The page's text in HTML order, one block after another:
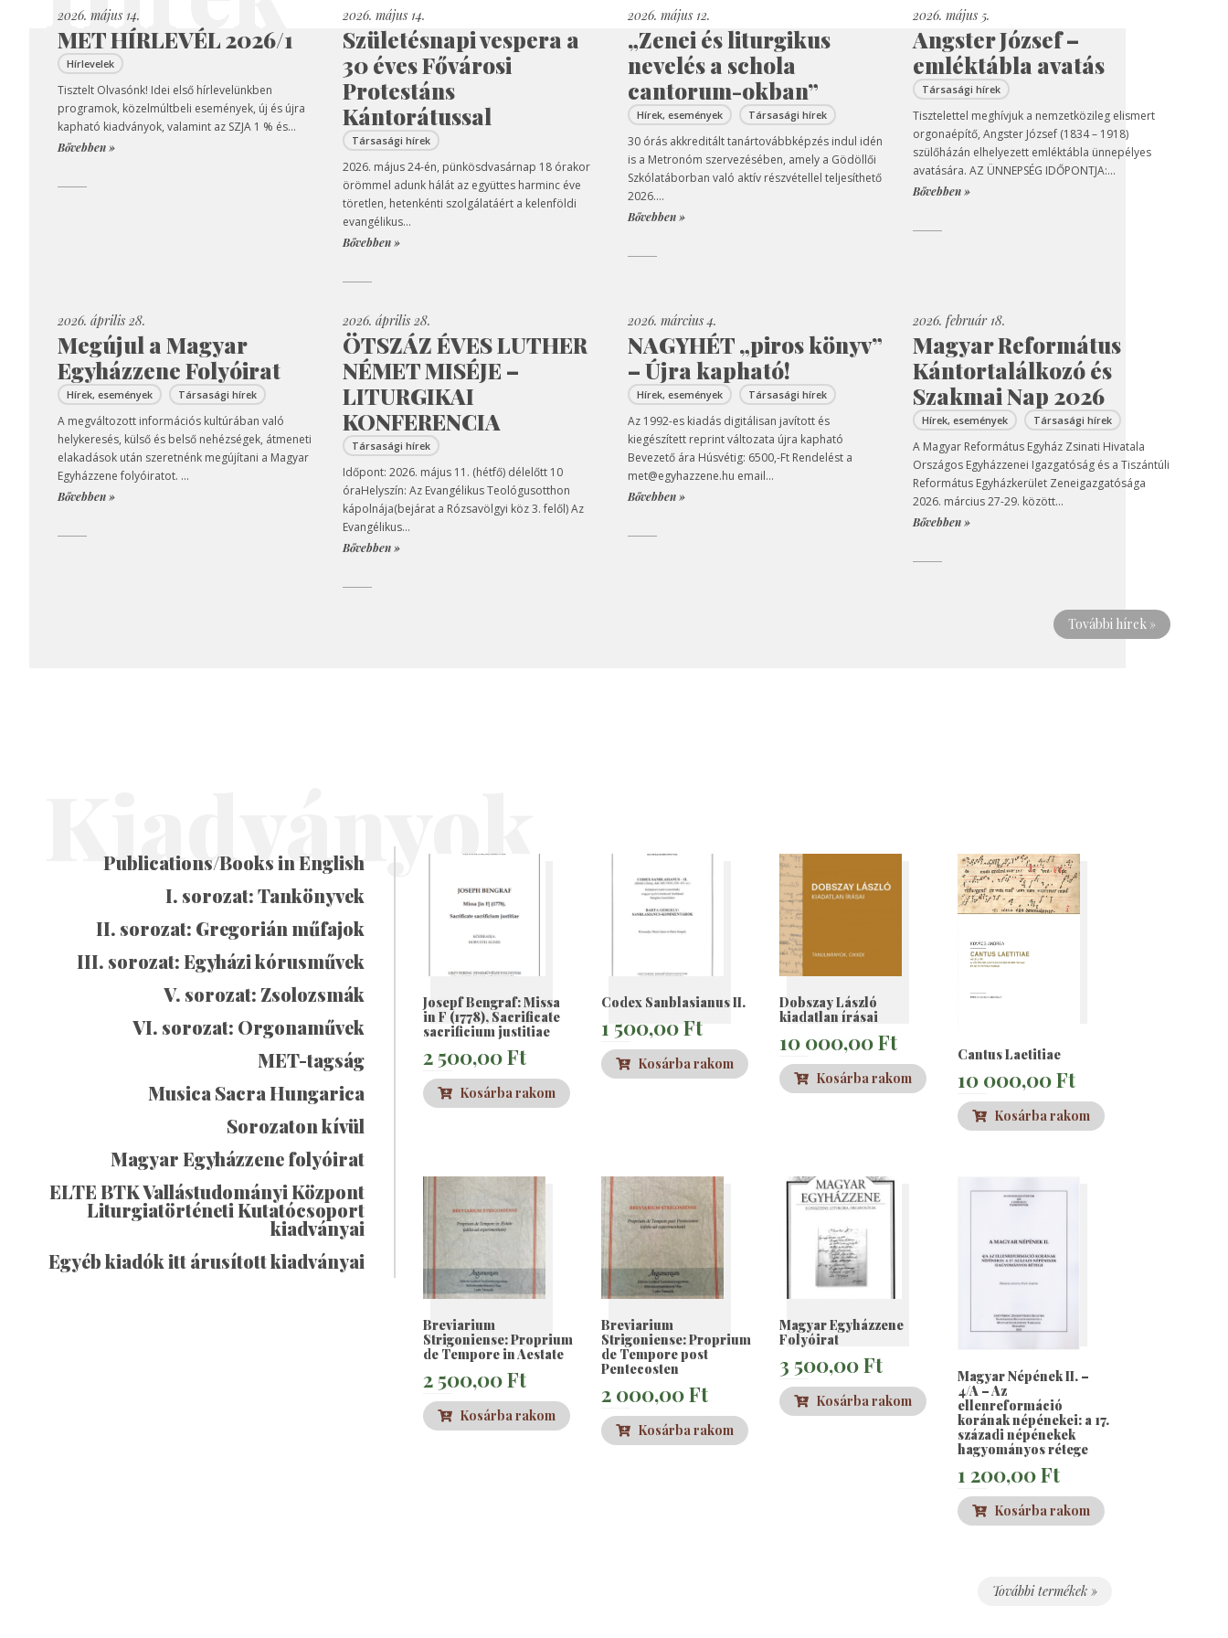
2026. május 14.
MET HÍRLEVÉL 2026/1
Hírlevelek
Tisztelt Olvasónk! Idei első hírlevelünkben
programok, közelmúltbeli események, új és újra
kapható kiadványok, valamint az SZJA 1 % és...
Bővebben »
2026. május 14.
Születésnapi vespera a
30 éves Fővárosi
Protestáns
Kántorátussal
Társasági hírek
2026. május 24-én, pünkösdvasárnap 18 órakor
örömmel adunk hálát az együttes harminc éve
töretlen, hetenkénti szolgálatáért a kelenföldi
evangélikus...
Bővebben »
2026. május 12.
„Zenei és liturgikus
nevelés a schola
cantorum-okban”
Hírek, események Társasági hírek
30 órás akkreditált tanártovábbképzés indul idén
is a Metronóm szervezésében, amely a Gödöllői
Szkólatáborban való aktív részvétellel teljesíthető
2026....
Bővebben »
2026. május 5.
Angster József –
emléktábla avatás
Társasági hírek
Tisztelettel meghívjuk a nemzetközileg elismert
orgonaépítő, Angster József (1834 – 1918)
szülőházán elhelyezett emléktábla ünnepélyes
avatására. AZ ÜNNEPSÉG IDŐPONTJA:...
Bővebben »
2026. április 28.
Megújul a Magyar
Egyházzene Folyóirat
Hírek, események Társasági hírek
A megváltozott információs kultúrában való
helykeresés, külső és belső nehézségek, átmeneti
elakadások után szeretnénk megújítani a Magyar
Egyházzene folyóiratot. ...
Bővebben »
2026. április 28.
ÖTSZÁZ ÉVES LUTHER
NÉMET MISÉJE –
LITURGIKAI
KONFERENCIA
Társasági hírek
Időpont: 2026. május 11. (hétfő) délelőtt 10
óraHelyszín: Az Evangélikus Teológusotthon
kápolnája(bejárat a Rózsavölgyi köz 3. felől) Az
Evangélikus...
Bővebben »
2026. március 4.
NAGYHÉT „piros könyv”
– Újra kapható!
Hírek, események Társasági hírek
Az 1992-es kiadás digitálisan javított és
kiegészített reprint változata újra kapható
Bevezető ára Húsvétig: 6500,-Ft Rendelést a
met@egyhazzene.hu email...
Bővebben »
2026. február 18.
Magyar Református
Kántortalálkozó és
Szakmai Nap 2026
Hírek, események Társasági hírek
A Magyar Református Egyház Zsinati Hivatala
Országos Egyházzenei Igazgatóság és a Tiszántúli
Református Egyházkerület Zeneigazgatósága
2026. március 27-29. között...
Bővebben »
További hírek »
Kiadványok
Publications/Books in English
I. sorozat: Tankönyvek
II. sorozat: Gregorián műfajok
III. sorozat: Egyházi kórusművek
V. sorozat: Zsolozsmák
VI. sorozat: Orgonaművek
MET-tagság
Musica Sacra Hungarica
Sorozaton kívül
Magyar Egyházzene folyóirat
ELTE BTK Vallástudományi Központ
Liturgiatörténeti Kutatócsoport
kiadványai
Egyéb kiadók itt árusított kiadványai
Josepf Bengraf: Missa
in F (1778), Sacrificate
sacrificium justitiae
2 500,00Ft
Kosárba rakom
Codex Sanblasianus II.
1 500,00Ft
Kosárba rakom
Dobszay László
kiadatlan írásai
10 000,00Ft
Kosárba rakom
Cantus Laetitiae
10 000,00Ft
Kosárba rakom
Breviarium
Strigoniense: Proprium
de Tempore in Aestate
2 500,00Ft
Kosárba rakom
Breviarium
Strigoniense: Proprium
de Tempore post
Pentecosten
2 000,00Ft
Kosárba rakom
Magyar Egyházzene
Folyóirat
3 500,00Ft
Kosárba rakom
Magyar Népének II. –
4/A – Az
ellenreformáció
korának népénekei: a 17.
századi népénekek
hagyományos rétege
1 200,00Ft
Kosárba rakom
További termékek »